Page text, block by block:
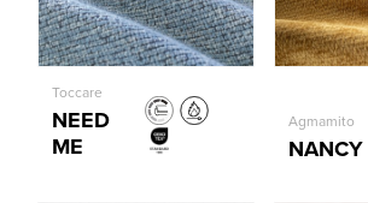
Toccare
NEED
ME
Agmamito
NANCY